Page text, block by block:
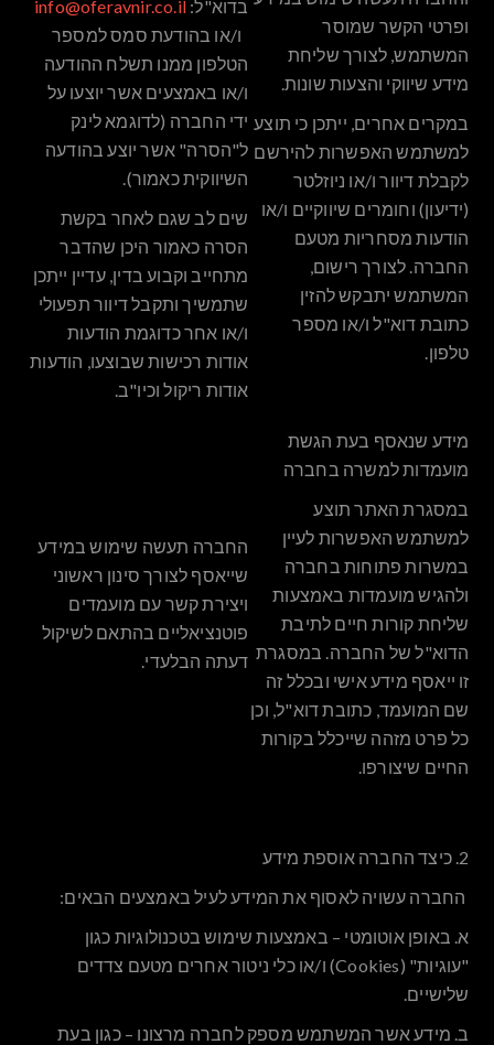
ופרטי הקשר שמוסר
המשתמש, לצורך שליחת
מידע שיווקי והצעות שונות.
במקרים אחרים, ייתכן כי תוצע
למשתמש האפשרות להירשם
לקבלת דיוור ו/או ניוזלטר
(ידיעון) וחומרים שיווקיים ו/או
הודעות מסחריות מטעם
החברה. לצורך רישום,
המשתמש יתבקש להזין
כתובת דוא"ל ו/או מספר
טלפון.
בדוא"ל:info@oferavnir.co.il
ו/או בהודעת סמס למספר
הטלפון ממנו תשלח ההודעה
ו/או באמצעים אשר יוצעו על
ידי החברה (לדוגמא לינק
ל"הסרה" אשר יוצע בהודעה
השיווקית כאמור).
שים לב שגם לאחר בקשת
הסרה כאמור היכן שהדבר
מתחייב וקבוע בדין, עדיין ייתכן
שתמשיך ותקבל דיוור תפעולי
ו/או אחר כדוגמת הודעות
אודות רכישות שבוצעו, הודעות
אודות ריקול וכיו"ב.
מידע שנאסף בעת הגשת
מועמדות למשרה בחברה
במסגרת האתר תוצע
למשתמש האפשרות לעיין
במשרות פתוחות בחברה
ולהגיש מועמדות באמצעות
שליחת קורות חיים לתיבת
הדוא"ל של החברה. במסגרת
זו ייאסף מידע אישי ובכלל זה
שם המועמד, כתובת דוא"ל, וכן
כל פרט מזהה שייכלל בקורות
החיים שיצורפו.
החברה תעשה שימוש במידע
שייאסף לצורך סינון ראשוני
ויצירת קשר עם מועמדים
פוטנציאליים בהתאם לשיקול
דעתה הבלעדי.
2. כיצד החברה אוספת מידע
החברה עשויה לאסוף את המידע לעיל באמצעים הבאים:
א. באופן אוטומטי – באמצעות שימוש בטכנולוגיות כגון
"עוגיות" (Cookies) ו/או כלי ניטור אחרים מטעם צדדים
שלישיים.
ב. מידע אשר המשתמש מספק לחברה מרצונו – כגון בעת